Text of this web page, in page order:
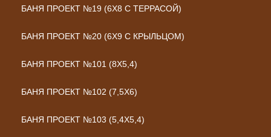
БАНЯ ПРОЕКТ №19 (6Х8 С ТЕРРАСОЙ)
БАНЯ ПРОЕКТ №20 (6Х9 С КРЫЛЬЦОМ)
БАНЯ ПРОЕКТ №101 (8X5,4)
БАНЯ ПРОЕКТ №102 (7,5X6)
БАНЯ ПРОЕКТ №103 (5,4X5,4)